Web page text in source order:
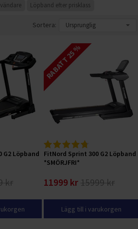
Löpband efter prisklass
Sortera:
G2 Löpband
kr
RABATT 25 %
FitNord Sprint 300 G2 Löpband
*SMÖRJFRI*
11999 kr 15999 kr
Lägg till i varukorgen